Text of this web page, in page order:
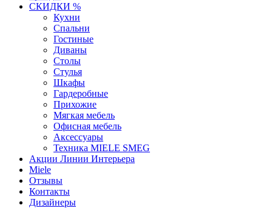
СКИДКИ %
Кухни
Спальни
Гостиные
Диваны
Столы
Стулья
Шкафы
Гардеробные
Прихожие
Мягкая мебель
Офисная мебель
Аксессуары
Техника MIELE SMEG
Акции Линии Интерьера
Miele
Отзывы
Контакты
Дизайнеры